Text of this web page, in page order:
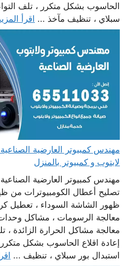
الحاسوب بشكل متكرر ، تلف
سبلاي ، تنظيف مآخذ ... اقرأ
لابتوب و كمبيوتر بالمنزل
مهندس كمبيوتر العارضية
تصليح أعطال الكومبيوترات من
ظهور الشاشة السوداء ، تعطيل
معالجة الرسومات ، مشاكل وحدات
معالجة مشاكل الحرارة الزائدة ،
إعادة اقلاع الحاسوب بشكل متكرر
استبدال بور سبلاي ، تنظيف ...